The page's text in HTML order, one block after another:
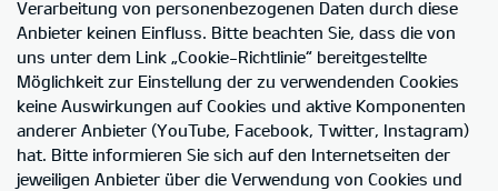
Verarbeitung von personenbezogenen Daten durch diese
Anbieter keinen Einfluss. Bitte beachten Sie, dass die von
uns unter dem Link „Cookie-Richtlinie“ bereitgestellte
Möglichkeit zur Einstellung der zu verwendenden Cookies
keine Auswirkungen auf Cookies und aktive Komponenten
anderer Anbieter (YouTube, Facebook, Twitter, Instagram)
hat. Bitte informieren Sie sich auf den Internetseiten der
jeweiligen Anbieter über die Verwendung von Cookies und